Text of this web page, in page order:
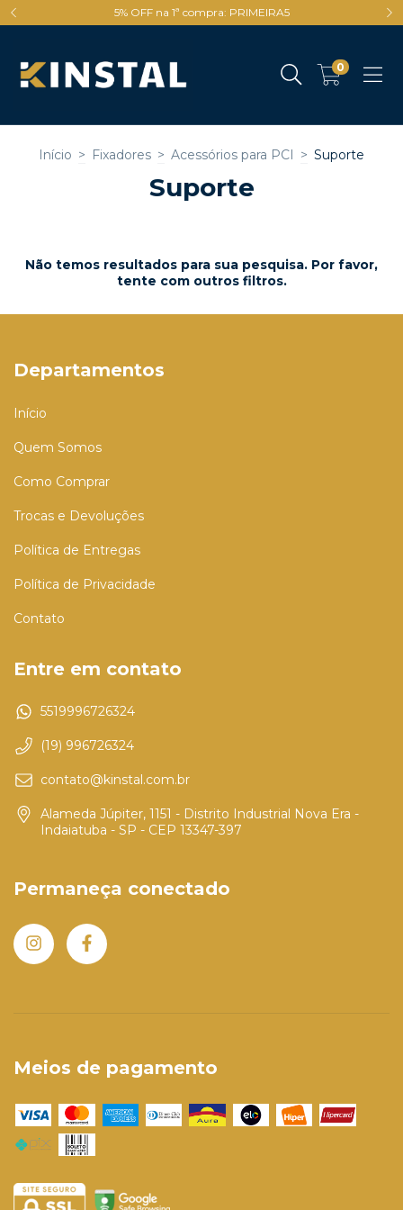
5% OFF na 1ª compra: PRIMEIRA5
0
Início > Fixadores > Acessórios para PCI > Suporte
Suporte
Não temos resultados para sua pesquisa. Por favor,
tente com outros filtros.
Departamentos
Início
Quem Somos
Como Comprar
Trocas e Devoluções
Política de Entregas
Política de Privacidade
Contato
Entre em contato
5519996726324
(19) 996726324
contato@kinstal.com.br
Alameda Júpiter, 1151 - Distrito Industrial Nova Era -
Indaiatuba - SP - CEP 13347-397
Permaneça conectado
Meios de pagamento